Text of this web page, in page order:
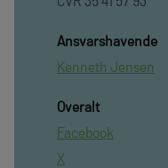
Ansvarshavende
Kenneth Jensen
Overalt
Facebook
X